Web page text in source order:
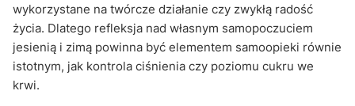
wykorzystane na twórcze działanie czy zwykłą radość
życia. Dlatego refleksja nad własnym samopoczuciem
jesienią i zimą powinna być elementem samoopieki równie
istotnym, jak kontrola ciśnienia czy poziomu cukru we
krwi.